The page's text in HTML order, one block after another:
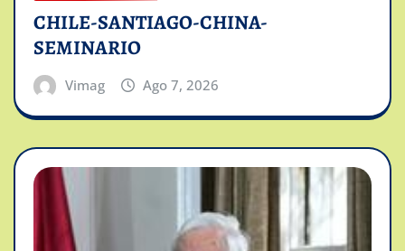
CHILE-SANTIAGO-CHINA-
SEMINARIO
Vimag Ago 7, 2026